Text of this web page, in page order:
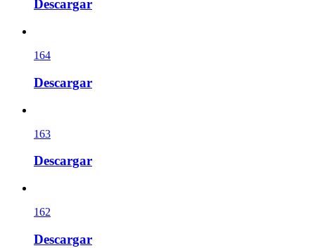
Descargar
164
Descargar
163
Descargar
162
Descargar